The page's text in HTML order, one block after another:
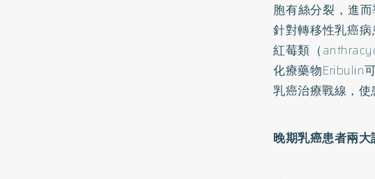
胞有絲分裂，進
針對轉移性乳癌
紅莓類（
化療藥物Eribulin
乳癌治療戰線，使
晚期乳癌患者兩